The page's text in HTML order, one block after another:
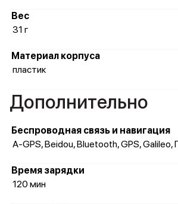
Вес
31 г
Материал корпуса
пластик
Дополнительно
Беспроводная связь и навигация
A-GPS, Beidou, Bluetooth, GPS,
Время зарядки
120 мин